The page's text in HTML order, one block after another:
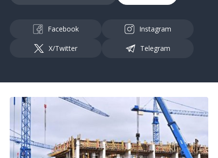
Facebook Instagram
X/Twitter Telegram